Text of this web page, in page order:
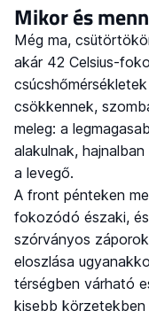
Mikor és
Még ma,
akár 42 Celsius-
csökkennek,
meleg: a
alakulnak,
a levegő.
A front pénteken
fokozódó északi,
szórványos
eloszlása
térségben várható
kisebb körzetekben